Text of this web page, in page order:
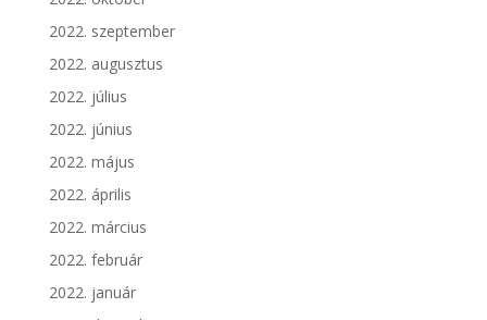
2022. szeptember
2022. augusztus
2022. július
2022. június
2022. május
2022. április
2022. március
2022. február
2022. január